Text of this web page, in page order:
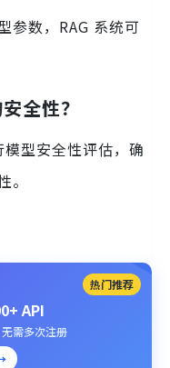
参数，RAG 系统可
全性？
型安全性评估，确
热门推荐
API
需多次注册